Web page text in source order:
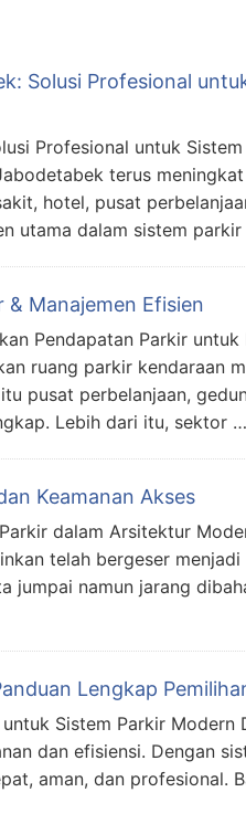
Solusi Profesional
Profesional untuk
terus
hotel, pusat
utama dalam sistem
Manajemen Efisien
Pendapatan Parkir
ruang parkir kendaraan
pusat perbelanjaan,
Lebih dari itu, sektor …
Keamanan Akses
dalam Arsitektur
telah bergeser
jumpai namun jarang
Lengkap
Sistem Parkir
dan efisiensi. Dengan
aman, dan profesional.